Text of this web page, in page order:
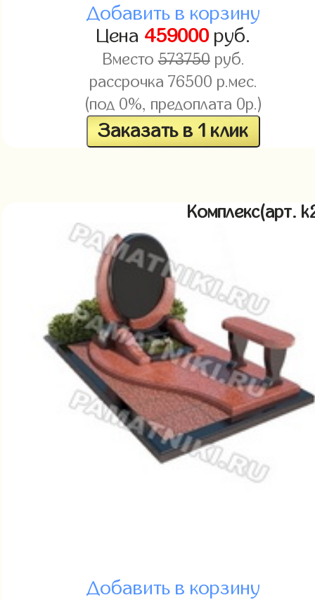
Добавить в корзину
Цена 459000руб.
Вместо573750руб.
рассрочка 76500 р.мес.
(под 0%, предоплата 0р.)
Заказать в 1 клик
Комплекс(арт.
Добавить в корзину